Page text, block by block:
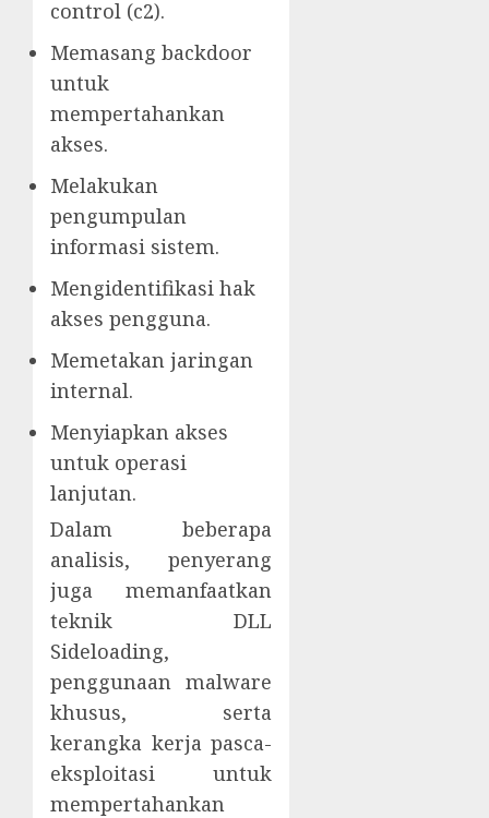
control (c2).
Memasang backdoor
untuk
mempertahankan
akses.
Melakukan
pengumpulan
informasi sistem.
Mengidentifikasi hak
akses pengguna.
Memetakan jaringan
internal.
Menyiapkan akses
untuk operasi
lanjutan.
Dalam beberapa
analisis, penyerang
juga memanfaatkan
teknik DLL
Sideloading,
penggunaan malware
khusus, serta
kerangka kerja pasca-
eksploitasi untuk
mempertahankan